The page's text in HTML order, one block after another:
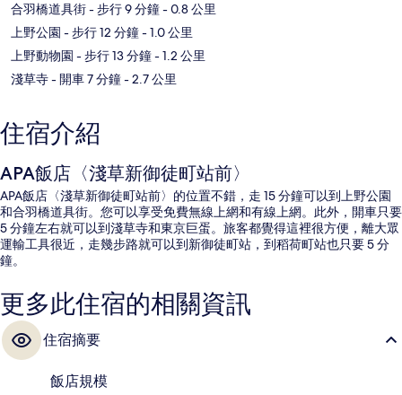
合羽橋道具街- 步行 9 分鐘- 0.8 公里
上野公園 - 步行 12 分鐘- 1.0 公里
上野動物園 - 步行 13 分鐘- 1.2 公里
淺草寺- 開車 7 分鐘- 2.7 公里
住宿介紹
APA飯店〈淺草新御徒町站前〉
APA飯店〈淺草新御徒町站前〉的位置不錯，走 15 分鐘可以到上野公園
和合羽橋道具街。您可以享受免費無線上網和有線上網。此外，開車只要
5 分鐘左右就可以到淺草寺和東京巨蛋。旅客都覺得這裡很方便，離大眾
運輸工具很近，走幾步路就可以到新御徒町站，到稻荷町站也只要 5 分
鐘。
更多此住宿的相關資訊
住宿摘要
飯店規模